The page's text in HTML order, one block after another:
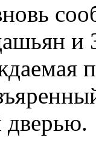
и
дверью.